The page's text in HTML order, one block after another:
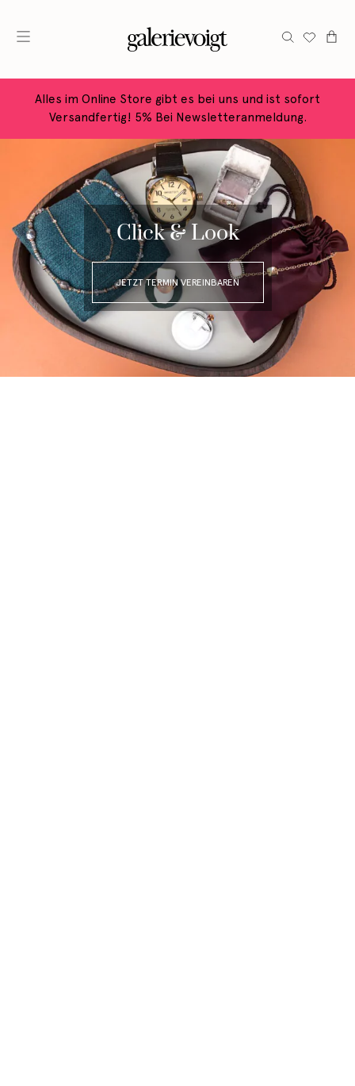
Alles im Online Store gibt es bei uns und ist sofort
Versandfertig! 5% Bei Newsletteranmeldung.
Click & Look
JETZT TERMIN VEREINBAREN